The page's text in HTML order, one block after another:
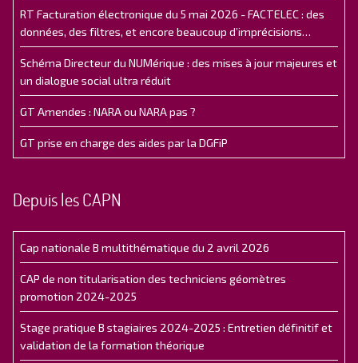
RT Facturation électronique du 5 mai 2026 - FACTELEC : des
données, des filtres, et encore beaucoup d’imprécisions…
Schéma Directeur du NUMérique : des mises à jour majeures et
un dialogue social ultra réduit
GT Amendes : NARA ou NARA pas ?
GT prise en charge des aides par la DGFiP
Depuis les CAPN
Cap nationale B multithématique du 2 avril 2026
CAP de non titularisation des techniciens géomètres
promotion 2024-2025
Stage pratique B stagiaires 2024-2025 : Entretien définitif et
validation de la formation théorique